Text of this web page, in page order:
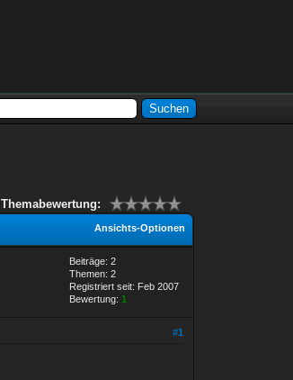
Themabewertung:
Ansichts-Optionen
Beiträge: 2
Themen: 2
Registriert seit: Feb 2007
Bewertung: 1
#1